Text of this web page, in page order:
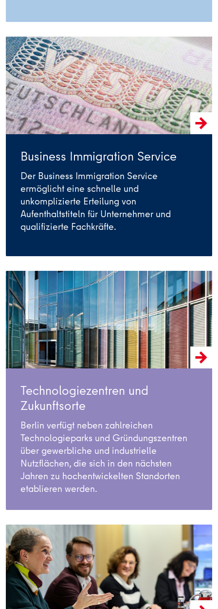
Business Immigration Service
Der Business Immigration Service
ermöglicht eine schnelle und
unkomplizierte Erteilung von
Aufenthaltstiteln für Unternehmer und
qualifizierte Fachkräfte.
Technologiezentren und
Zukunftsorte
Berlin verfügt neben zahlreichen
Technologieparks und Gründungszentren
über gewerbliche und industrielle
Nutzflächen, die sich in den nächsten
Jahren zu hochentwickelten Standorten
etablieren werden.